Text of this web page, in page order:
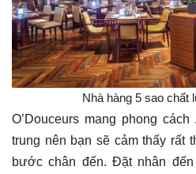
Nhà hàng 5 sao chất
O’Douceurs mang phong
trung nên bạn sẽ cảm thấy rất
bước chân đến. Đặt nhân